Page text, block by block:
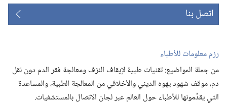
اتصل بنا
رزم معلومات للأطباء
من جملة المواضيع:‏ تقنيات طبية لإيقاف النزف ومعالجة فقر الدم دون نقل
دم،‏ موقف شهود يهوه الديني والأخلاقي من المعالجة الطبية،‏ والمساعدة
التي يقدِّمونها للأطباء حول العالم عبر لجان الاتصال بالمستشفيات.‏